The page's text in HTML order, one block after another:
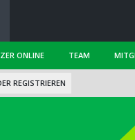
ONLINE TEAM
REGISTRIEREN